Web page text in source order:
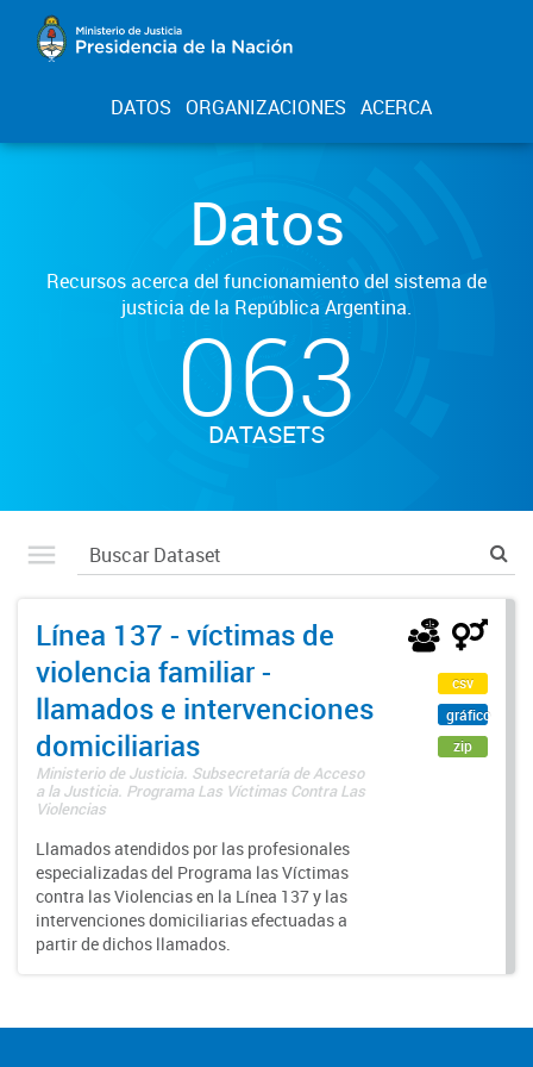
DATOS ORGANIZACIONES ACERCA
Datos
Recursos acerca del funcionamiento del sistema de
justicia de la República Argentina.
063
DATASETS
Línea 137 - víctimas de
violencia familiar -
llamados e intervenciones
domiciliarias
Ministerio de Justicia. Subsecretaría de Acceso
a la Justicia. Programa Las Víctimas Contra Las
Violencias
Llamados atendidos por las profesionales
especializadas del Programa las Víctimas
contra las Violencias en la Línea 137 y las
intervenciones domiciliarias efectuadas a
partir de dichos llamados.
csv
gráfico
zip